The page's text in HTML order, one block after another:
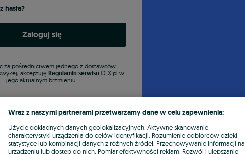
hasła?
Zaloguj się
za pośrednictwem jednego z dostawców
akceptuję Regulamin serwisu OLX.pl w
jego aktualnym brzmieniu.
Wraz z naszymi partnerami przetwarzamy dane w celu zapewnienia:
Użycie dokładnych danych geolokalizacyjnych. Aktywne skanowanie
charakterystyki urządzenia do celów identyfikacji. Rozumienie odbiorców dzięki
statystyce lub kombinacji danych z różnych źródeł. Przechowywanie informacji na
urządzeniu lub dostęp do nich. Pomiar efektywności reklam. Rozwój i ulepszanie